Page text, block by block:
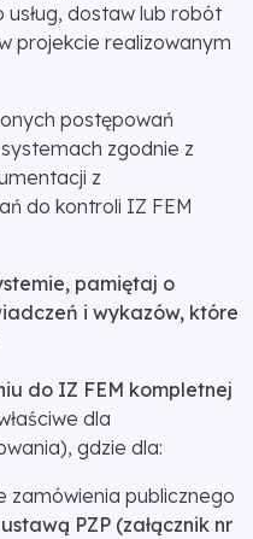
dostaw lub robót
projekcie realizowanym
postępowań
zgodnie z
z
do kontroli IZ FEM
pamiętaj o
i wykazów, które
do IZ FEM kompletnej
dla
gdzie dla:
zamówienia publicznego
ustawą PZP (załącznik nr